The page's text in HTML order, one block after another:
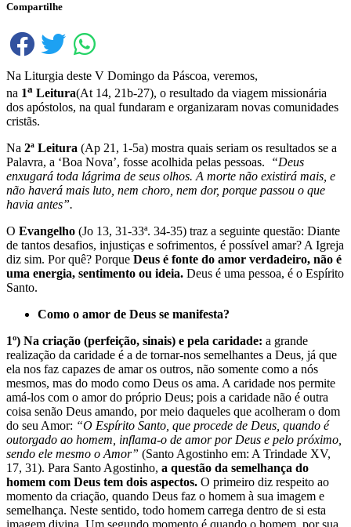
Compartilhe
Na Liturgia deste V Domingo da Páscoa, veremos,
na 1a Leitura(At 14, 21b-27), o resultado da viagem missionária
dos apóstolos, na qual fundaram e organizaram novas comunidades
cristãs.
Na 2ª Leitura (Ap 21, 1-5a) mostra quais seriam os resultados se a
Palavra, a ‘Boa Nova’, fosse acolhida pelas pessoas.
“Deus
enxugará toda lágrima de seus olhos. A morte não existirá mais, e
não haverá mais luto, nem choro, nem dor, porque passou o que
havia antes”.
O Evangelho (Jo 13, 31-33ª. 34-35) traz a seguinte questão: Diante
de tantos desafios, injustiças e sofrimentos, é possível amar? A Igreja
diz sim. Por quê? Porque Deus é fonte do amor verdadeiro, não é
uma energia, sentimento ou ideia. Deus é uma pessoa, é o Espírito
Santo.
Como o amor de Deus se manifesta?
1º) Na criação (perfeição, sinais) e pela caridade: a grande
realização da caridade é a de tornar-nos semelhantes a Deus, já que
ela nos faz capazes de amar os outros, não somente como a nós
mesmos, mas do modo como Deus os ama. A caridade nos permite
amá-los com o amor do próprio Deus; pois a caridade não é outra
coisa senão Deus amando, por meio daqueles que acolheram o dom
do seu Amor: “O Espírito Santo, que procede de Deus, quando é
outorgado ao homem, inflama-o de amor por Deus e pelo próximo,
sendo ele mesmo o Amor” (Santo Agostinho em: A Trindade XV,
17, 31). Para Santo Agostinho, a questão da semelhança do
homem com Deus tem dois aspectos. O primeiro diz respeito ao
momento da criação, quando Deus faz o homem à sua imagem e
semelhança. Neste sentido, todo homem carrega dentro de si esta
imagem divina. Um segundo momento é quando o homem, por sua